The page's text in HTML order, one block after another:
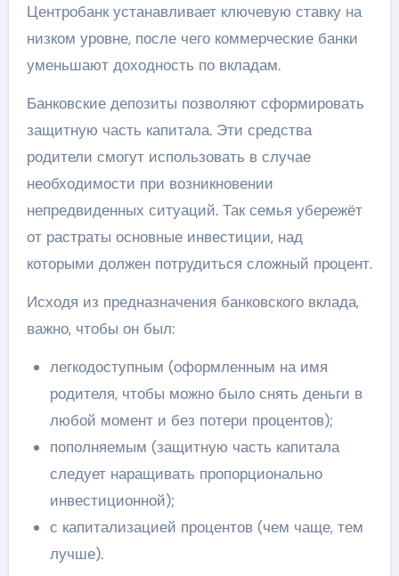
Центробанк устанавливает ключевую ставку на
низком уровне, после чего коммерческие банки
уменьшают доходность по вкладам.
Банковские депозиты позволяют сформировать
защитную часть капитала. Эти средства
родители смогут использовать в случае
необходимости при возникновении
непредвиденных ситуаций. Так семья убережёт
от растраты основные инвестиции, над
которыми должен потрудиться сложный процент.
Исходя из предназначения банковского вклада,
важно, чтобы он был:
легкодоступным (оформленным на имя
родителя, чтобы можно было снять деньги в
любой момент и без потери процентов);
пополняемым (защитную часть капитала
следует наращивать пропорционально
инвестиционной);
с капитализацией процентов (чем чаще, тем
лучше).